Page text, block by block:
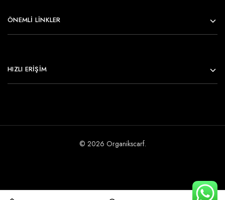
ÖNEMLI LINKLER
HIZLI ERİŞİM
© 2026 Organikscarf.